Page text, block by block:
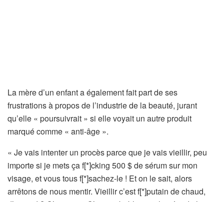
La mère d’un enfant a également fait part de ses
frustrations à propos de l’industrie de la beauté, jurant
qu’elle « poursuivrait » si elle voyait un autre produit
marqué comme « anti-âge ».
« Je vais intenter un procès parce que je vais vieillir, peu
importe si je mets ça f[*]cking 500 $ de sérum sur mon
visage, et vous tous f[*]sachez-le ! Et on le sait, alors
arrêtons de nous mentir. Vieillir c’est f[*]putain de chaud,